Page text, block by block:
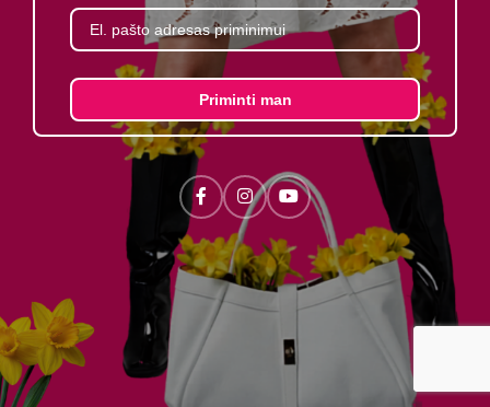
Priminti man